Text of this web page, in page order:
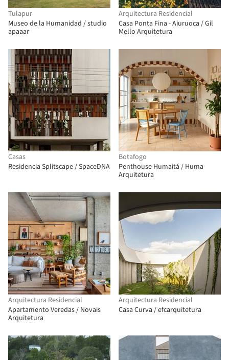
Tulapur
Museo de la Humanidad / studio
apaaar
Arquitectura Residencial
Casa Ponta Fina - Aiuruoca / Gil
Mello Arquitetura
Casas
Residencia Splitscape / SpaceDNA
Botafogo
Penthouse Humaitá / Huma
Arquitetura
Arquitectura Residencial
Apartamento Veredas / Novais
Arquitetura
Arquitectura Residencial
Casa Curva / efcarquitetura